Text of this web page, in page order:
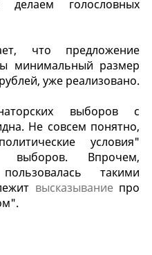
голословных
что предложение
минимальный размер
уже реализовано.
выборов с
Не совсем понятно,
условия"
выборов. Впрочем,
такими
высказываниепро